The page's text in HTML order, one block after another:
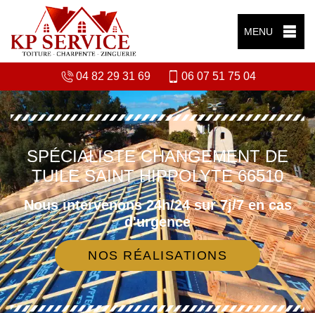
MENU
04 82 29 31 69 06 07 51 75 04
SPÉCIALISTE CHANGEMENT DE
TUILE SAINT HIPPOLYTE 66510
Nous intervenons 24h/24 sur 7j/7 en cas
d'urgence
NOS RÉALISATIONS